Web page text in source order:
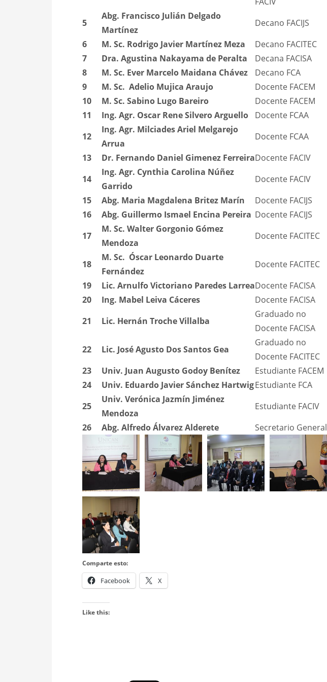
5
Abg. Francisco Julián Delgado
Martínez
Decano FACIJS
6
M. Sc. Rodrigo Javier Martínez Meza
Decano FACITEC
7
Dra. Agustina Nakayama de Peralta
Decana FACISA
8
M. Sc. Ever Marcelo Maidana Chávez
Decano FCA
9
M. Sc. Adelio Mujica Araujo
Docente FACEM
10
M. Sc. Sabino Lugo Bareiro
Docente FACEM
11
Ing. Agr. Oscar Rene SilveroArguello
Docente FCAA
12
Ing. Agr. Milciades Ariel Melgarejo
Arrua
Docente FCAA
13
Dr. Fernando Daniel Gimenez FerreiraDocente FACIV
14
Ing. Agr. Cynthia Carolina Núñez
Garrido
Docente FACIV
15
Abg. Maria Magdalena Britez Marín
Docente FACIJS
16
Abg. Guillermo Ismael Encina Pereira Docente FACIJS
17
M. Sc. Walter Gorgonio Gómez
Mendoza
Docente FACITEC
18
M. Sc. Óscar Leonardo Duarte
Fernández
Docente FACITEC
19
Lic. Arnulfo Victoriano Paredes LarreaDocente FACISA
20
Ing. Mabel Leiva Cáceres
Docente FACISA
21
Lic. Hernán Troche Villalba
Graduado no
Docente FACISA
22
Lic. José Agusto Dos Santos Gea
Graduado no
Docente FACITEC
23
Univ. Juan Augusto Godoy Benítez
Estudiante FACEM
24
Univ. Eduardo Javier Sánchez HartwigEstudiante FCA
25
Univ. Verónica Jazmín Jiménez
Mendoza
Estudiante FACIV
26
Abg. Alfredo Álvarez Alderete Secretario General
Comparte esto:
Facebook X
Like this: